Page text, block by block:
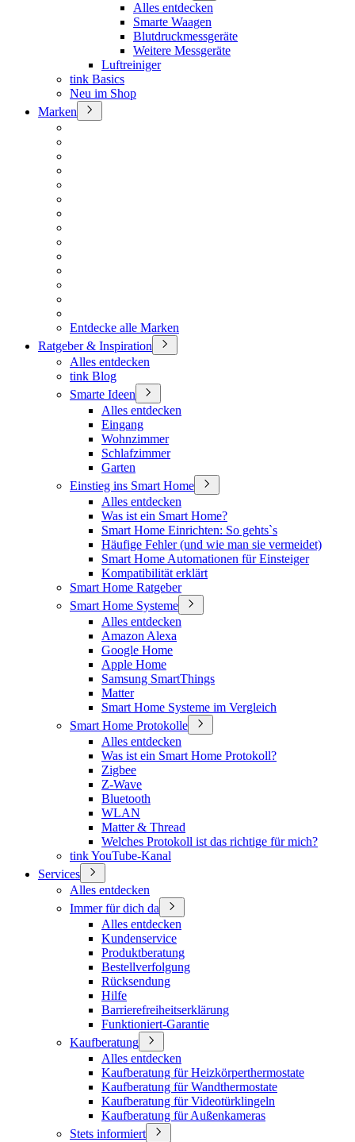
Alles entdecken
Smarte Waagen
Blutdruckmessgeräte
Weitere Messgeräte
Luftreiniger
tink Basics
Neu im Shop
Marken
Entdecke alle Marken
Ratgeber & Inspiration
Alles entdecken
tink Blog
Smarte Ideen
Alles entdecken
Eingang
Wohnzimmer
Schlafzimmer
Garten
Einstieg ins Smart Home
Alles entdecken
Was ist ein Smart Home?
Smart Home Einrichten: So gehts`s
Häufige Fehler (und wie man sie vermeidet)
Smart Home Automationen für Einsteiger
Kompatibilität erklärt
Smart Home Ratgeber
Smart Home Systeme
Alles entdecken
Amazon Alexa
Google Home
Apple Home
Samsung SmartThings
Matter
Smart Home Systeme im Vergleich
Smart Home Protokolle
Alles entdecken
Was ist ein Smart Home Protokoll?
Zigbee
Z-Wave
Bluetooth
WLAN
Matter & Thread
Welches Protokoll ist das richtige für mich?
tink YouTube-Kanal
Services
Alles entdecken
Immer für dich da
Alles entdecken
Kundenservice
Produktberatung
Bestellverfolgung
Rücksendung
Hilfe
Barrierefreiheitserklärung
Funktioniert-Garantie
Kaufberatung
Alles entdecken
Kaufberatung für Heizkörperthermostate
Kaufberatung für Wandthermostate
Kaufberatung für Videotürklingeln
Kaufberatung für Außenkameras
Stets informiert